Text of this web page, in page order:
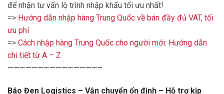
để nhận tư vấn lộ trình nhập khẩu tối ưu nhất!
=> Hướng dẫn nhập hàng Trung Quốc về bán đầy đủ VAT, tối
ưu phí
=> Cách nhập hàng Trung Quốc cho người mới: Hướng dẫn
chi tiết từ A – Z
———————————————–
Báo Đen Logistics – Vận chuyển ổn định – Hỗ trợ kịp